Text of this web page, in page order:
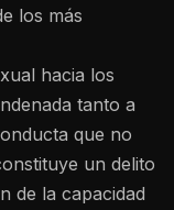
los más
hacia los
tanto a
que no
un delito
de la capacidad